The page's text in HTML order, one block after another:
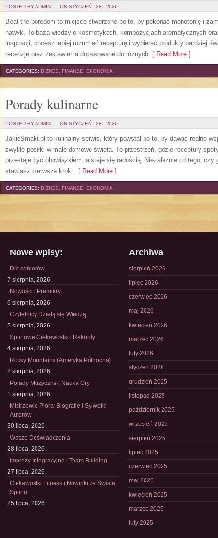
POSTED BY ADMIN ON STYCZEŃ - 28 - 2026
Beat the boredom to miejsce stworzone po to, by pokonać monotonię i
nawyk. To baza wiedzy o kosmetykach, kompozycjach aromatycznych
inspiracji, chcesz lepiej rozumieć recepturę i wybierać produkty bardziej
recenzje oraz zestawienia dopasowane do różnych [ Read More ]
CATEGORIES: BIZNES, FINANSE, EKONOMIA
Porady kulinarne
POSTED BY ADMIN ON STYCZEŃ - 28 - 2026
JakieSmaki.pl to kulinarny serwis, który powstał po to, by dawać realne
zwykłe posiłki w małe domowe święta. To przestrzeń, gdzie receptury
przestaje być obowiązkiem, a staje się radością. Niezależnie od tego, czy
stawiasz pierwsze kroki, [ Read More ]
CATEGORIES: BIZNES, FINANSE, EKONOMIA
Nowe wpisy:
Dla seniorów
7 sierpnia, 2026
Nowości i Premiery
6 sierpnia, 2026
Czytelnicy Dzielą się Wiedzą
5 sierpnia, 2026
Sportowe Ciekawostki i Rekordy
4 sierpnia, 2026
Rocky Mountains (Ameryka Północna)
2 sierpnia, 2026
Porady Muzyczne i Nauka Gry
1 sierpnia, 2026
Mistrzowie Pióra: Biografie i Sylwetki
Autorów
30 lipca, 2026
Wasze Doświadczenia
28 lipca, 2026
Imprezy Integracyjne i Team Building
27 lipca, 2026
Ciekawostki Fitness i Nowinki ze Świata
Sportu
25 lipca, 2026
Archiwa
sierpień 2026
lipiec 2026
czerwiec 2026
maj 2026
kwiecień 2026
marzec 2026
luty 2026
styczeń 2026
grudzień 2025
listopad 2025
październik 2025
wrzesień 2025
sierpień 2025
lipiec 2025
czerwiec 2025
maj 2025
kwiecień 2025
marzec 2025
luty 2025